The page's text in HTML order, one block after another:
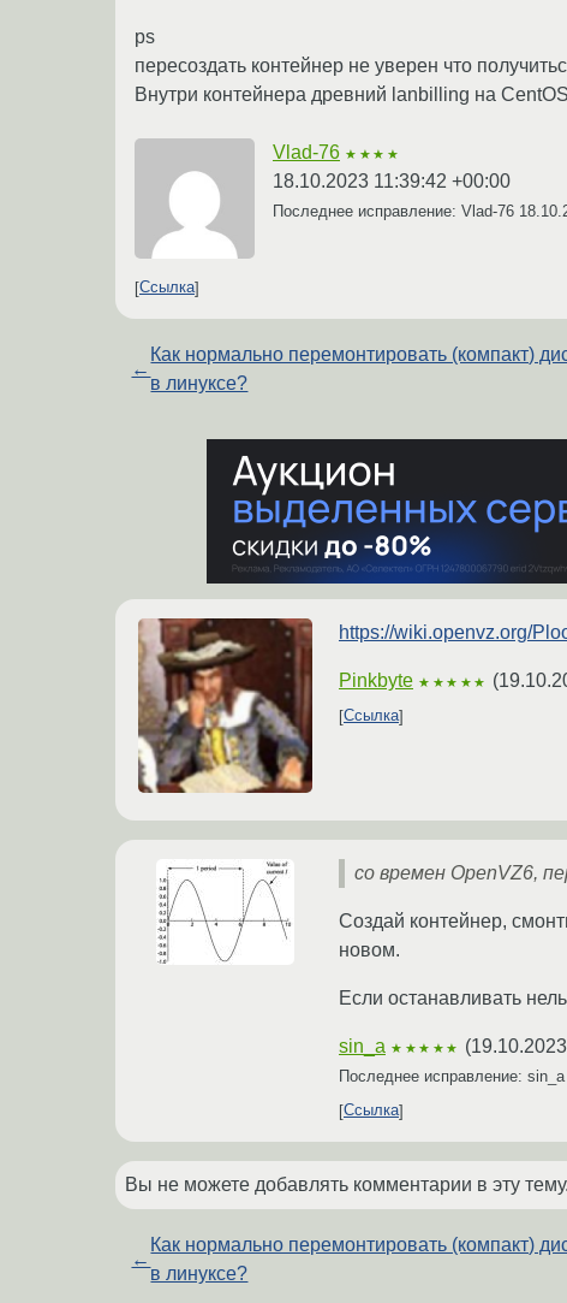
ps
пересоздать контейнер не уверен что
Внутри контейнера древний lanbilling на
Vlad-76 ★★★★
18.10.2023 11:39:42 +00:00
Последнее исправление: Vlad-76
Ссылка
←
Как нормально перемонтировать (компакт)
в линуксе?
https://wiki.openvz.org/
Pinkbyte ★★★★★ (
Ссылка
со времен OpenVZ6,
Создай контейнер,
новом.
Если останавливать
sin_a ★★★★★ (
Последнее исправление: sin_a
Ссылка
Вы не можете добавлять комментарии в эту
←
Как нормально перемонтировать (компакт)
в линуксе?